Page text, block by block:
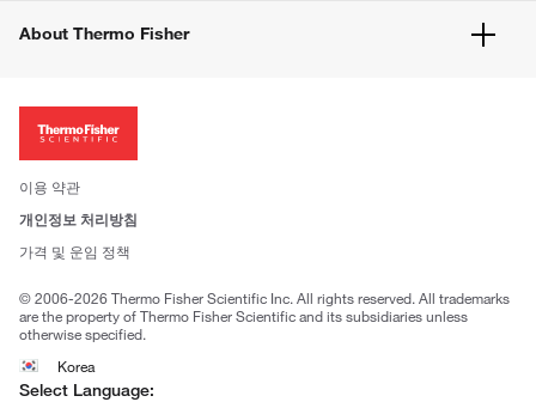
웹사이트 개선사항
About Thermo Fisher
투자자
사회적 책임
브랜드
이용 약관
개인정보 처리방침
가격 및 운임 정책
© 2006-2026 Thermo Fisher Scientific Inc. All rights reserved. All trademarks
are the property of Thermo Fisher Scientific and its subsidiaries unless
otherwise specified.
Korea
Select Language: